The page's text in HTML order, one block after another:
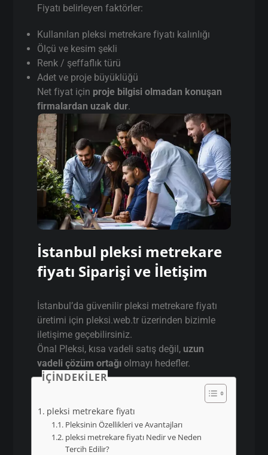
Fiyatı belirleyen faktörler:
Kullanılan pleksi metrekare fiyatı kalınlığı
Ölçü ve kesim şekli
Renk / şeffaflık türü
Adet ve proje büyüklüğü
Net fiyat için proje bilgisi olmadan konuşan
firmalardan uzak dur.
İstanbul pleksi metrekare
fiyatı Siparişi ve İletişim
İstanbul’da güvenilir pleksi metrekare fiyatı
üretimi için pleksi.web.tr üzerinden bizimle
iletişime geçebilirsiniz.
Önal Pleksi, kısa vadeli satış değil, uzun
vadeli çözüm ortağı olmayı hedefler.
İÇINDEKILER
pleksi metrekare fiyatı
Pleksinin Özellikleri ve Avantajları
pleksi metrekare fiyatı Nedir ve Neden
Tercih Edilir?